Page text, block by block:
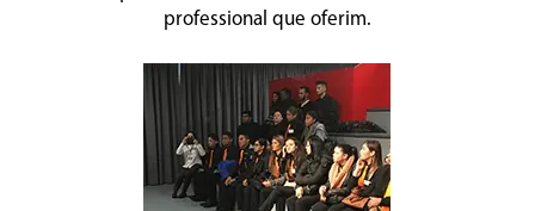
professional que oferim.